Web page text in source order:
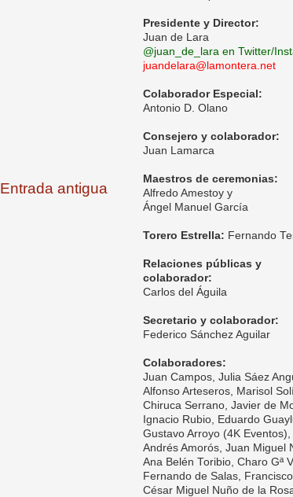
Entrada antigua
Presidente y Director:
Juan de Lara
@juan_de_lara en Twitter/
juandelara@lamontera.net
Colaborador Especial:
Antonio D. Olano
Consejero y colaborador:
Juan Lamarca
Maestros de ceremonias:
Alfredo Amestoy y
Ángel Manuel García
Torero Estrella: Fernando
Relaciones públicas y
colaborador:
Carlos del Águila
Secretario y colaborador:
Federico Sánchez Aguilar
Colaboradores:
Juan Campos, Julia Sáez
Alfonso Arteseros, Marisol
Chiruca Serrano, Javier de
Ignacio Rubio, Eduardo
Gustavo Arroyo (4K Eventos),
Andrés Amorós, Juan Miguel
Ana Belén Toribio, Charo Gª
Fernando de Salas, Francisco
César Miguel Nuño de la